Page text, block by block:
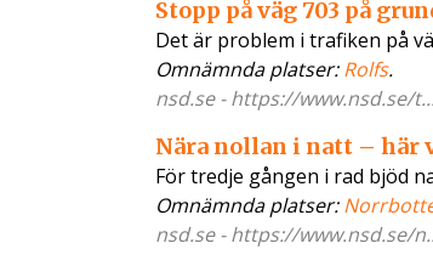
Stopp på väg 703 på
Det är problem i trafiken på
Omnämnda platser:Rolfs.
nsd.se - https://www.nsd.se/
Nära nollan i natt – här
För tredje gången i rad bjöd
Omnämnda platser:
nsd.se - https://www.nsd.se/